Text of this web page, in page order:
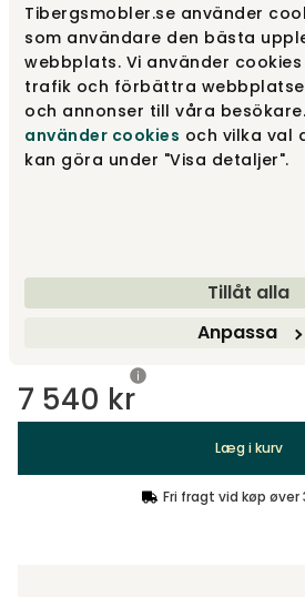
Tibergsmobler.se använder
som användare den bästa
webbplats. Vi använder
trafik och förbättra
och annonser till våra
använder cookies och vilka val
kan göra under "Visa detaljer".
Tillåt alla
Anpassa
Krystal
Røg
H:130 cm
7 540 kr
Læg i kurv
Fri fragt vid køp øver